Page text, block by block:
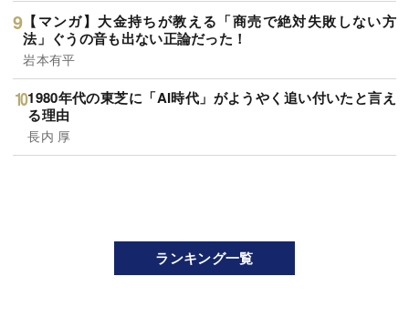
【マンガ】大金持ちが教える「商売で絶対失敗しない方
法」ぐうの音も出ない正論だった！
岩本有平
1980年代の東芝に「AI時代」がようやく追い付いたと言え
る理由
長内 厚
ランキング一覧